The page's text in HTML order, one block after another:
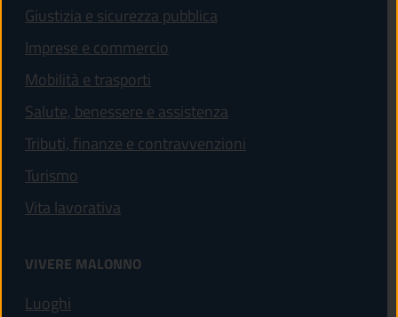
Giustizia e sicurezza pubblica
Imprese e commercio
Mobilità e trasporti
Salute, benessere e assistenza
Tributi, finanze e contravvenzioni
Turismo
Vita lavorativa
VIVERE MALONNO
Luoghi